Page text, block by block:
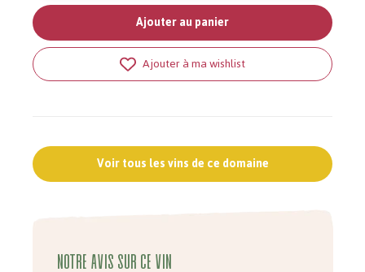
Ajouter au panier
Ajouter à ma wishlist
Voir tous les vins de ce domaine
Notre avis sur ce vin